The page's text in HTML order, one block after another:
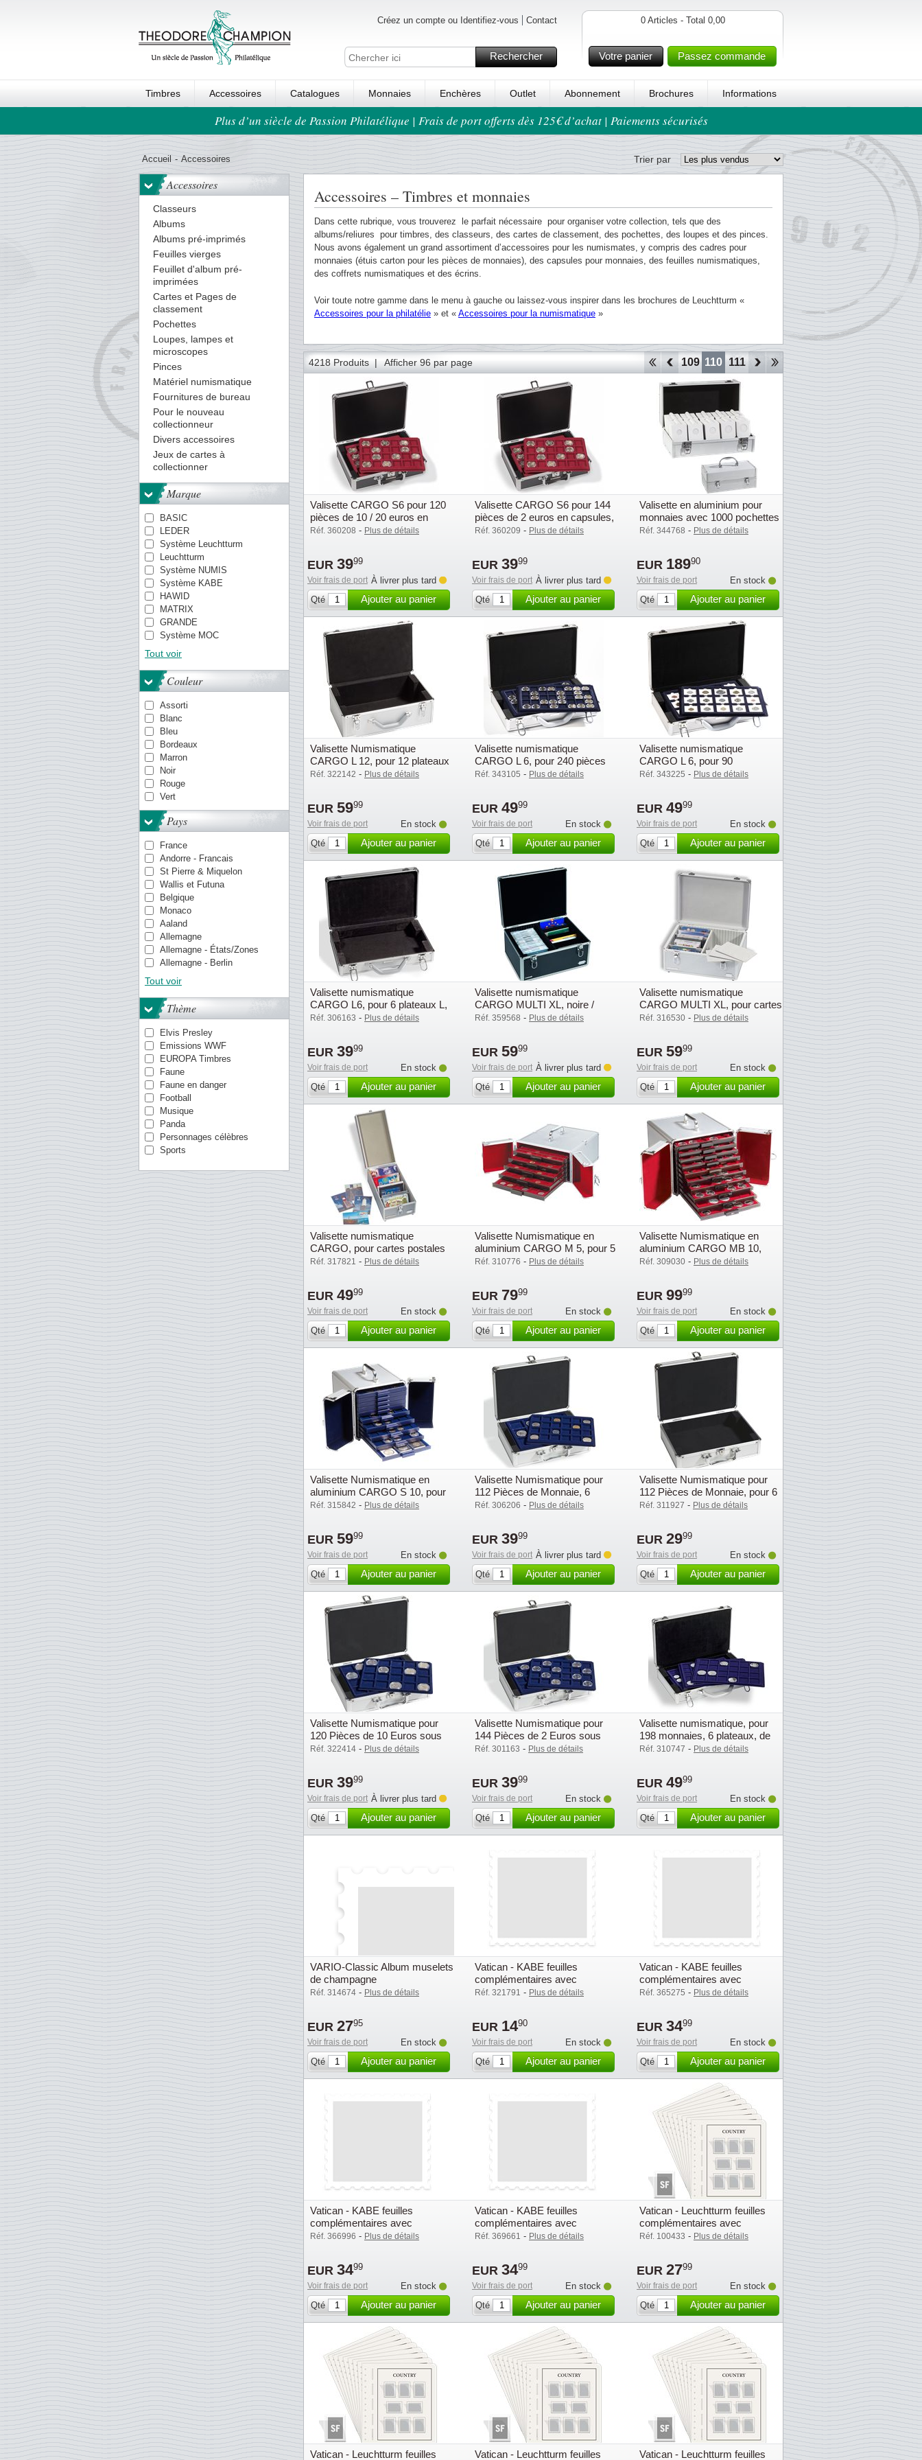
Créez un compte ou Identifiez-vous Contact
Rechercher
0 Articles - Total 0,00
Votre panier Passez commande
Timbres Accessoires Catalogues Monnaies Enchères Outlet Abonnement Brochures Informations
Ordre au panierPlus d’un siècle de Passion Philatélique | Frais de port offerts dès 125€ d’achat | Paiements sécurisés
Accueil - Accessoires Trier par
Accessoires
Classeurs
Albums
Albums pré-imprimés
Feuilles vierges
Feuillet d'album pré-
imprimées
Cartes et Pages de
classement
Pochettes
Loupes, lampes et
microscopes
Pinces
Matériel numismatique
Fournitures de bureau
Pour le nouveau
collectionneur
Divers accessoires
Jeux de cartes à
collectionner
Marque
BASIC
LEDER
Système Leuchtturm
Leuchtturm
Système NUMIS
Système KABE
HAWID
MATRIX
GRANDE
Système MOC
TACK
PREMIUM
Système OPTIMA
Quadrum
VARIO
Système KANZLEI
Pochettes ENCAP
COMFORT
Système FOLIO
Smart
LAPE
Tout voir
Couleur
Assorti
Blanc
Bleu
Bordeaux
Marron
Noir
Rouge
Vert
Pays
France
Andorre - Francais
St Pierre & Miquelon
Wallis et Futuna
Belgique
Monaco
Aaland
Allemagne
Allemagne - États/Zones
Allemagne - Berlin
Allemagne de l'Est (RDA)
Antilles danoises
Antilles néerlandaises
Aruba
Aurigny
Australie
Autriche
Canada
Chine
Chypre
Croatie
Danemark
Egypte
Empire Allemand
Espagne
Estonie
Tout voir
Thème
Elvis Presley
Emissions WWF
EUROPA Timbres
Faune
Faune en danger
Football
Musique
Panda
Personnages célèbres
Sports
Accessoires – Timbres et monnaies
Dans cette rubrique, vous trouverez le parfait nécessaire pour organiser votre collection, tels que des
albums/reliures pour timbres, des classeurs, des cartes de classement, des pochettes, des loupes et des pinces.
Nous avons également un grand assortiment d’accessoires pour les numismates, y compris des cadres pour
monnaies (étuis carton pour les pièces de monnaies), des capsules pour monnaies, des feuilles numismatiques,
des coffrets numismatiques et des écrins.
Voir toute notre gamme dans le menu à gauche ou laissez-vous inspirer dans les brochures de Leuchtturm «
Accessoires pour la philatélie » et « Accessoires pour la numismatique »
4218 Produits | Afficher 96 par page
84 86 93 94 95 96 97 98 99 100 107 108 109 110 111 112 113
Valisette CARGO S6 pour 120
pièces de 10 / 20 euros en
capsules, noire / argentée
Réf. 360208 - Plus de détails
EUR 3999
Voir frais de port À livrer plus tard
Qté
Ajouter au panier
Valisette CARGO S6 pour 144
pièces de 2 euros en capsules,
noire / argentée
Réf. 360209 - Plus de détails
EUR 3999
Voir frais de port À livrer plus tard
Qté
Ajouter au panier
Valisette en aluminium pour
monnaies avec 1000 pochettes
à monnaies
Réf. 344768 - Plus de détails
EUR 18990
Voir frais de port
En stock
Qté
Ajouter au panier
Valisette Numismatique
CARGO L 12, pour 12 plateaux
L, vide
Réf. 322142 - Plus de détails
EUR 5999
Voir frais de port
En stock
Qté
Ajouter au panier
Valisette numismatique
CARGO L 6, pour 240 pièces
de 2 Euros sous Capsules,
Réf. 343105 - Plus de détails
EUR 4999
Voir frais de port
En stock
Qté
Ajouter au panier
Valisette numismatique
CARGO L 6, pour 90
QUADRUM-capsules-carrées,
Réf. 343225 - Plus de détails
EUR 4999
Voir frais de port
En stock
Qté
Ajouter au panier
Valisette numismatique
CARGO L6, pour 6 plateaux L,
vide
Réf. 306163 - Plus de détails
EUR 3999
Voir frais de port
En stock
Qté
Ajouter au panier
Valisette numismatique
CARGO MULTI XL, noire /
argentée - .
Réf. 359568 - Plus de détails
EUR 5999
Voir frais de port À livrer plus tard
Qté
Ajouter au panier
Valisette numismatique
CARGO MULTI XL, pour cartes
postalesou séries de piè - .
Réf. 316530 - Plus de détails
EUR 5999
Voir frais de port
En stock
Qté
Ajouter au panier
Valisette numismatique
CARGO, pour cartes postales
ou séries de pièces
Réf. 317821 - Plus de détails
EUR 4999
Voir frais de port
En stock
Qté
Ajouter au panier
Valisette Numismatique en
aluminium CARGO M 5, pour 5
Médaillliers
Réf. 310776 - Plus de détails
EUR 7999
Voir frais de port
En stock
Qté
Ajouter au panier
Valisette Numismatique en
aluminium CARGO MB 10,
pour 10 Médailliers
Réf. 309030 - Plus de détails
EUR 9999
Voir frais de port
En stock
Qté
Ajouter au panier
Valisette Numismatique en
aluminium CARGO S 10, pour
10 Médailliers SMART
Réf. 315842 - Plus de détails
EUR 5999
Voir frais de port
En stock
Qté
Ajouter au panier
Valisette Numismatique pour
112 Pièces de Monnaie, 6
plateaux inclus
Réf. 306206 - Plus de détails
EUR 3999
Voir frais de port À livrer plus tard
Qté
Ajouter au panier
Valisette Numismatique pour
112 Pièces de Monnaie, pour 6
plateaux, vide
Réf. 311927 - Plus de détails
EUR 2999
Voir frais de port
En stock
Qté
Ajouter au panier
Valisette Numismatique pour
120 Pièces de 10 Euros sous
Capsules, 6 plateau
Réf. 322414 - Plus de détails
EUR 3999
Voir frais de port À livrer plus tard
Qté
Ajouter au panier
Valisette Numismatique pour
144 Pièces de 2 Euros sous
Capsules, 6 plateaux
Réf. 301163 - Plus de détails
EUR 3999
Voir frais de port
En stock
Qté
Ajouter au panier
Valisette numismatique, pour
198 monnaies, 6 plateaux, de
Leuchtturm
Réf. 310747 - Plus de détails
EUR 4999
Voir frais de port
En stock
Qté
Ajouter au panier
VARIO-Classic Album muselets
de champagne
Réf. 314674 - Plus de détails
EUR 2795
Voir frais de port
En stock
Qté
Ajouter au panier
Vatican - KABE feuilles
complémentaires avec
pochettes (OF) - 2008
Réf. 321791 - Plus de détails
EUR 1490
Voir frais de port
En stock
Qté
Ajouter au panier
Vatican - KABE feuilles
complémentaires avec
pochettes (OF) - 2020
Réf. 365275 - Plus de détails
EUR 3499
Voir frais de port
En stock
Qté
Ajouter au panier
Vatican - KABE feuilles
complémentaires avec
pochettes (OF) - 2021
Réf. 366996 - Plus de détails
EUR 3499
Voir frais de port
En stock
Qté
Ajouter au panier
Vatican - KABE feuilles
complémentaires avec
pochettes (OF) - 2022
Réf. 369661 - Plus de détails
EUR 3499
Voir frais de port
En stock
Qté
Ajouter au panier
Vatican - Leuchtturm feuilles
complémentaires avec
pochettes (SF) - 2025
Réf. 100433 - Plus de détails
EUR 2799
Voir frais de port
En stock
Qté
Ajouter au panier
Vatican - Leuchtturm feuilles Vatican - Leuchtturm feuilles Vatican - Leuchtturm feuilles